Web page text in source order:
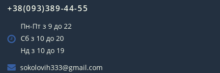
+38(093)389-44-55
Пн-Пт з 9 до 22
Сб з 10 до 20
Нд з 10 до 19
sokolovih333@gmail.com